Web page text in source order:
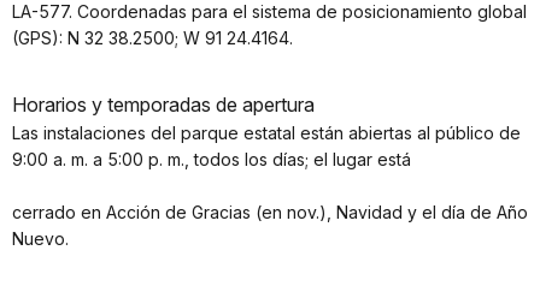
LA-577. Coordenadas para el sistema de posicionamiento global
(GPS): N 32 38.2500; W 91 24.4164.
Horarios y temporadas de apertura
Las instalaciones del parque estatal están abiertas al público de
9:00 a. m. a 5:00 p. m., todos los días; el lugar está
cerrado en Acción de Gracias (en nov.), Navidad y el día de Año
Nuevo.